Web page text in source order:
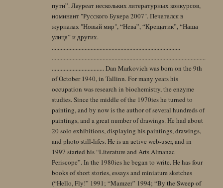
пути”. Лауреат нескольких литературных конкурсов,
номинант "Русского Букера 2007". Печатался в
журналах "Новый мир", “Нева”, “Крещатик”, “Наша
улица” и других.
......................................................................................
.......................................................................................................
................................... Dan Markovich was born on the 9th
of October 1940, in Tallinn. For many years his
occupation was research in biochemistry, the enzyme
studies. Since the middle of the 1970ies he turned to
painting, and by now is the author of several hundreds of
paintings, and a great number of drawings. He had about
20 solo exhibitions, displaying his paintings, drawings,
and photo still-lifes. He is an active web-user, and in
1997 started his “Literature and Arts Almanac
Periscope”. In the 1980ies he began to write. He has four
books of short stories, essays and miniature sketches
(“Hello, Fly!” 1991; “Mamzer” 1994; “By the Sweep of